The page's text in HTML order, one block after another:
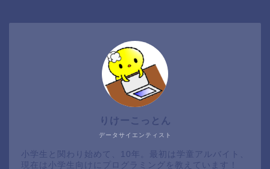
データサイエンティスト
りけーこっとん
小学生と関わり始めて、10年。最初は学童アルバイト、
現在は小学生向けにプログラミングを教えています！